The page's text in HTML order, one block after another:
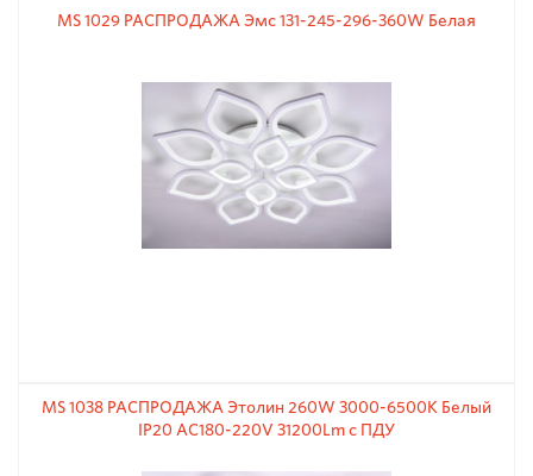
MS 1029 РАСПРОДАЖА Эмс 131-245-296-360W Белая
MS 1038 РАСПРОДАЖА Этолин 260W 3000-6500К Белый
IP20 AC180-220V 31200Lm с ПДУ